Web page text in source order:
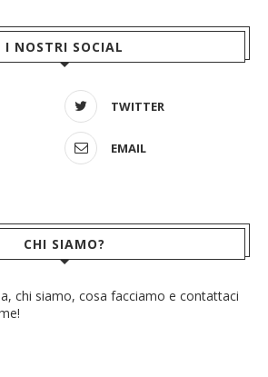
I NOSTRI SOCIAL
TWITTER
EMAIL
CHI SIAMO?
chi siamo, cosa facciamo e contattaci